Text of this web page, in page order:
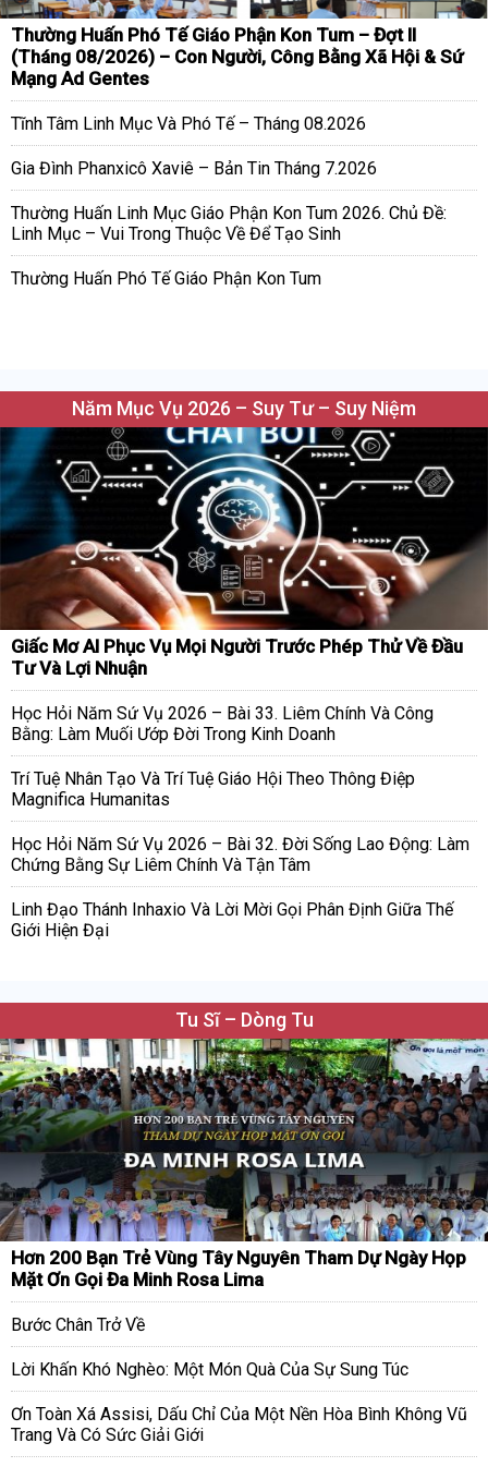
Thường Huấn Phó Tế Giáo Phận Kon Tum – Đợt II
(Tháng 08/2026) – Con Người, Công Bằng Xã Hội & Sứ
Mạng Ad Gentes
Tĩnh Tâm Linh Mục Và Phó Tế – Tháng 08.2026
Gia Đình Phanxicô Xaviê – Bản Tin Tháng 7.2026
Thường Huấn Linh Mục Giáo Phận Kon Tum 2026. Chủ Đề:
Linh Mục – Vui Trong Thuộc Về Để Tạo Sinh
Thường Huấn Phó Tế Giáo Phận Kon Tum
Năm Mục Vụ 2026 – Suy Tư – Suy Niệm
Giấc Mơ AI Phục Vụ Mọi Người Trước Phép Thử Về Đầu
Tư Và Lợi Nhuận
Học Hỏi Năm Sứ Vụ 2026 – Bài 33. Liêm Chính Và Công
Bằng: Làm Muối Ướp Đời Trong Kinh Doanh
Trí Tuệ Nhân Tạo Và Trí Tuệ Giáo Hội Theo Thông Điệp
Magnifica Humanitas
Học Hỏi Năm Sứ Vụ 2026 – Bài 32. Đời Sống Lao Động: Làm
Chứng Bằng Sự Liêm Chính Và Tận Tâm
Linh Đạo Thánh Inhaxio Và Lời Mời Gọi Phân Định Giữa Thế
Giới Hiện Đại
Tu Sĩ – Dòng Tu
Hơn 200 Bạn Trẻ Vùng Tây Nguyên Tham Dự Ngày Họp
Mặt Ơn Gọi Đa Minh Rosa Lima
Bước Chân Trở Về
Lời Khấn Khó Nghèo: Một Món Quà Của Sự Sung Túc
Ơn Toàn Xá Assisi, Dấu Chỉ Của Một Nền Hòa Bình Không Vũ
Trang Và Có Sức Giải Giới